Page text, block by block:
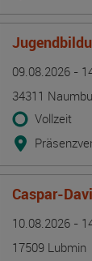
09.08.2026 -
34311
Vollzeit
Caspar-
10.08.2026 -
17509 Lubmin